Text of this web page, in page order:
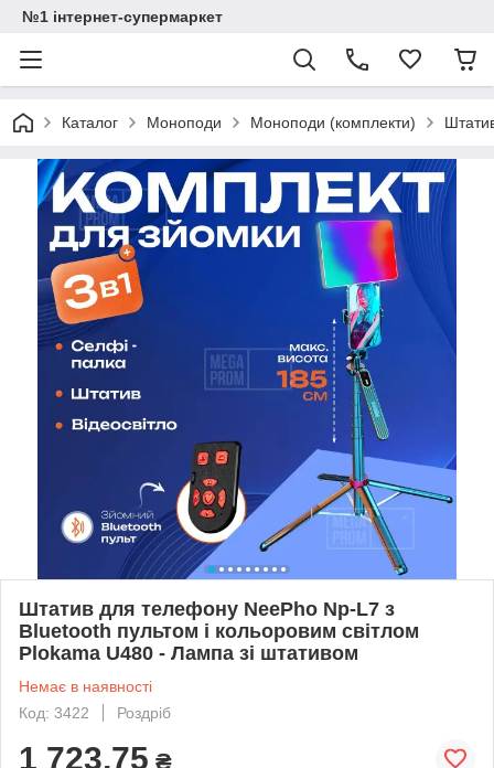
№1 інтернет-супермаркет
Каталог Моноподи Моноподи (комплекти)
Штатив для телефону NeePho Np-L7 з
Bluetooth пультом і кольоровим світлом
Plokama U480 - Лампа зі штативом
Немає в наявності
Код: 3422
Роздріб
1 723,75 ₴